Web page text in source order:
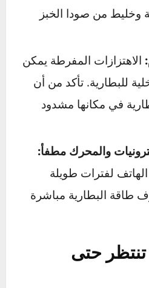
القصيرة جداً (أقل
وقتاً كافياً لإعادة
في بدء التشغيل.
على الطريق السريع مرة
المصابيح الأمامية
تستنزف البطارية